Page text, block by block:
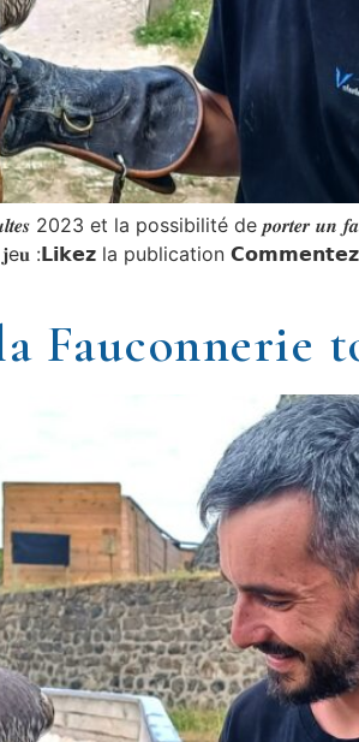
2023 et la possibilité de 𝒑𝒐𝒓𝒕𝒆𝒓
𝐣e𝐮 :𝗟𝗶𝗸𝗲𝘇 la publication
Fauconnerie